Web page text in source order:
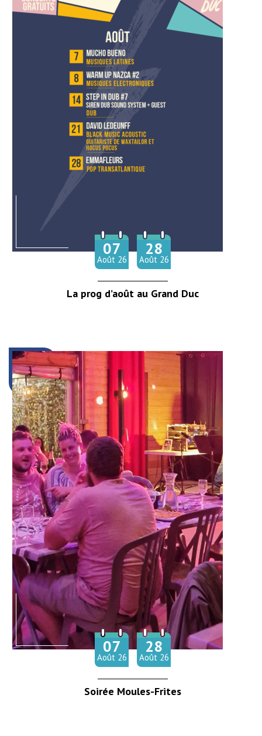
La prog d’août au Grand Duc
07
Août 26
28
Août 26
Soirée Moules-Frites
Du 07
Août 26
28
Août 26